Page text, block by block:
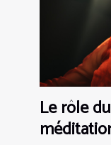
Le rôle